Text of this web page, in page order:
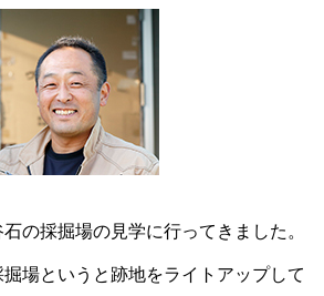
の採掘場の見学に行ってきました。
場というと跡地をライトアップして